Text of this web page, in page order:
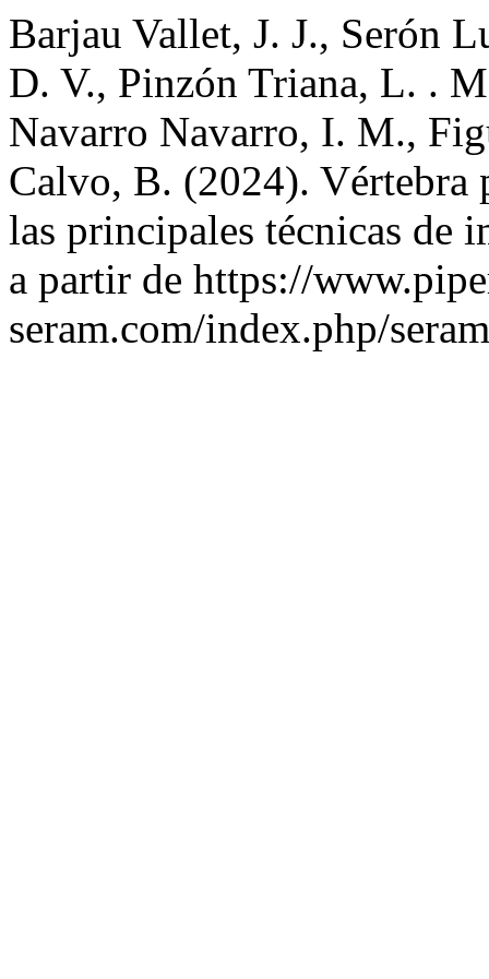
Barjau Vallet, J. J., Serón
D. V., Pinzón Triana, L. .
Navarro Navarro, I. M.,
Calvo, B. (2024). Vértebra
las principales técnicas de
a partir de https://
seram.com/index.php/